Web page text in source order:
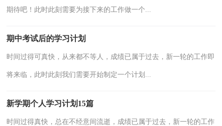
期待吧！此时此刻需要为接下来的工作做一个...
期中考试后的学习计划
时间过得可真快，从来都不等人，成绩已属于过去，新一轮的工作即
将来临，此时此刻我们需要开始制定一个计划...
新学期个人学习计划15篇
时间过得真快，总在不经意间流逝，成绩已属于过去，新一轮的工作